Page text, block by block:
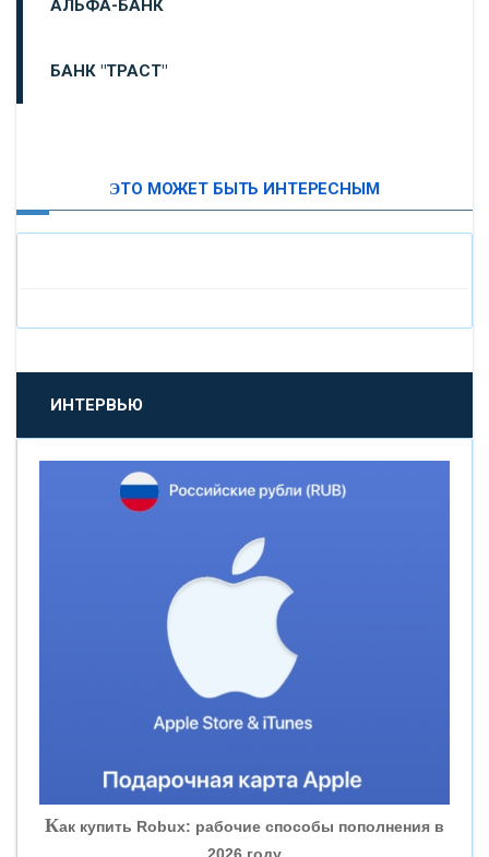
АЛЬФА-БАНК
БАНК "ТРАСТ"
«БАНК САНКТ-ПЕТЕРБУРГ»
«ПРОМСВЯЗЬБАНК»
«НОВИКОМБАНК»
«ВНЕШПРОМБАНК»
«БАНК ГЛОБЭКС»
«СОВКОМБАНК»
ЭТО МОЖЕТ БЫТЬ ИНТЕРЕСНЫМ
ИНТЕРВЬЮ
Как купить Robux: рабочие способы пополнения в